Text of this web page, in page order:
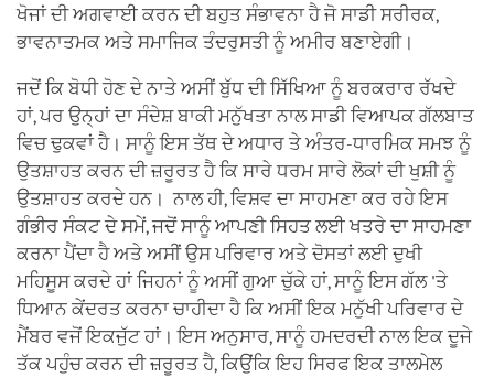
ਖੋਜਾਂ ਦੀ ਅਗਵਾਈ ਕਰਨ ਦੀ ਬਹੁਤ ਸੰਭਾਵਨਾ ਹੈ ਜੋ ਸਾਡੀ ਸਰੀਰਕ,
ਭਾਵਨਾਤਮਕ ਅਤੇ ਸਮਾਜਿਕ ਤੰਦਰੁਸਤੀ ਨੂੰ ਅਮੀਰ ਬਣਾਏਗੀ।
ਜਦੋਂ ਕਿ ਬੋਧੀ ਹੋਣ ਦੇ ਨਾਤੇ ਅਸੀਂ ਬੁੱਧ ਦੀ ਸਿੱਖਿਆ ਨੂੰ ਬਰਕਰਾਰ ਰੱਖਦੇ
ਹਾਂ, ਪਰ ਉਨ੍ਹਾਂ ਦਾ ਸੰਦੇਸ਼ ਬਾਕੀ ਮਨੁੱਖਤਾ ਨਾਲ ਸਾਡੀ ਵਿਆਪਕ ਗੱਲਬਾਤ
ਵਿਚ ਢੁਕਵਾਂ ਹੈ। ਸਾਨੂੰ ਇਸ ਤੱਥ ਦੇ ਅਧਾਰ ਤੇ ਅੰਤਰ-ਧਾਰਮਿਕ ਸਮਝ ਨੂੰ
ਉਤਸ਼ਾਹਤ ਕਰਨ ਦੀ ਜ਼ਰੂਰਤ ਹੈ ਕਿ ਸਾਰੇ ਧਰਮ ਸਾਰੇ ਲੋਕਾਂ ਦੀ ਖੁਸ਼ੀ ਨੂੰ
ਉਤਸ਼ਾਹਤ ਕਰਦੇ ਹਨ। ਨਾਲ ਹੀ, ਵਿਸ਼ਵ ਦਾ ਸਾਹਮਣਾ ਕਰ ਰਹੇ ਇਸ
ਗੰਭੀਰ ਸੰਕਟ ਦੇ ਸਮੇਂ, ਜਦੋਂ ਸਾਨੂੰ ਆਪਣੀ ਸਿਹਤ ਲਈ ਖਤਰੇ ਦਾ ਸਾਹਮਣਾ
ਕਰਨਾ ਪੈਂਦਾ ਹੈ ਅਤੇ ਅਸੀਂ ਉਸ ਪਰਿਵਾਰ ਅਤੇ ਦੋਸਤਾਂ ਲਈ ਦੁਖੀ
ਮਹਿਸੂਸ ਕਰਦੇ ਹਾਂ ਜਿਹਨਾਂ ਨੂੰ ਅਸੀਂ ਗੁਆ ਚੁੱਕੇ ਹਾਂ, ਸਾਨੂੰ ਇਸ ਗੱਲ 'ਤੇ
ਧਿਆਨ ਕੇਂਦਰਤ ਕਰਨਾ ਚਾਹੀਦਾ ਹੈ ਕਿ ਅਸੀਂ ਇਕ ਮਨੁੱਖੀ ਪਰਿਵਾਰ ਦੇ
ਮੈਂਬਰ ਵਜੋਂ ਇਕਜੁੱਟ ਹਾਂ। ਇਸ ਅਨੁਸਾਰ, ਸਾਨੂੰ ਹਮਦਰਦੀ ਨਾਲ ਇਕ ਦੂਜੇ
ਤੱਕ ਪਹੁੰਚ ਕਰਨ ਦੀ ਜ਼ਰੂਰਤ ਹੈ, ਕਿਉਂਕਿ ਇਹ ਸਿਰਫ ਇਕ ਤਾਲਮੇਲ